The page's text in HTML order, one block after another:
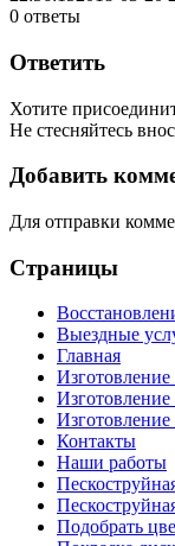
0 ответы
Ответить
Хотите
Не стесняйтесь
Добавить
Для отправки
Страницы
Выездные
Главная
Изготовление
Изготовление
Контакты
Наши работы
Подобрать